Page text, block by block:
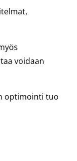
voidaan
optimointi tuo